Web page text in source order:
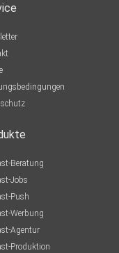
1923 - 1925
für Mut ist
Beratung
Jobs
Push
Werbung
Agentur
Produktion